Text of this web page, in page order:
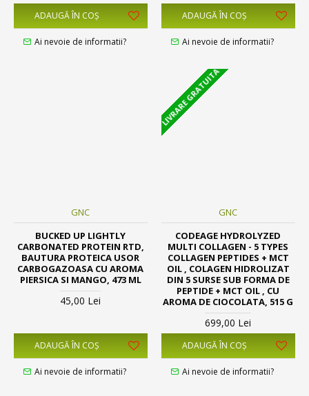
ADAUGĂ ÎN COŞ
Ai nevoie de informatii?
ADAUGĂ ÎN COŞ
Ai nevoie de informatii?
GNC
BUCKED UP LIGHTLY
CARBONATED PROTEIN RTD,
BAUTURA PROTEICA USOR
CARBOGAZOASA CU AROMA
PIERSICA SI MANGO, 473 ML
45,00 Lei
ADAUGĂ ÎN COŞ
Ai nevoie de informatii?
LIVRARE GRATUITA
GNC
CODEAGE HYDROLYZED
MULTI COLLAGEN - 5 TYPES
COLLAGEN PEPTIDES + MCT
OIL , COLAGEN HIDROLIZAT
DIN 5 SURSE SUB FORMA DE
PEPTIDE + MCT OIL , CU
AROMA DE CIOCOLATA, 515 G
699,00 Lei
ADAUGĂ ÎN COŞ
Ai nevoie de informatii?